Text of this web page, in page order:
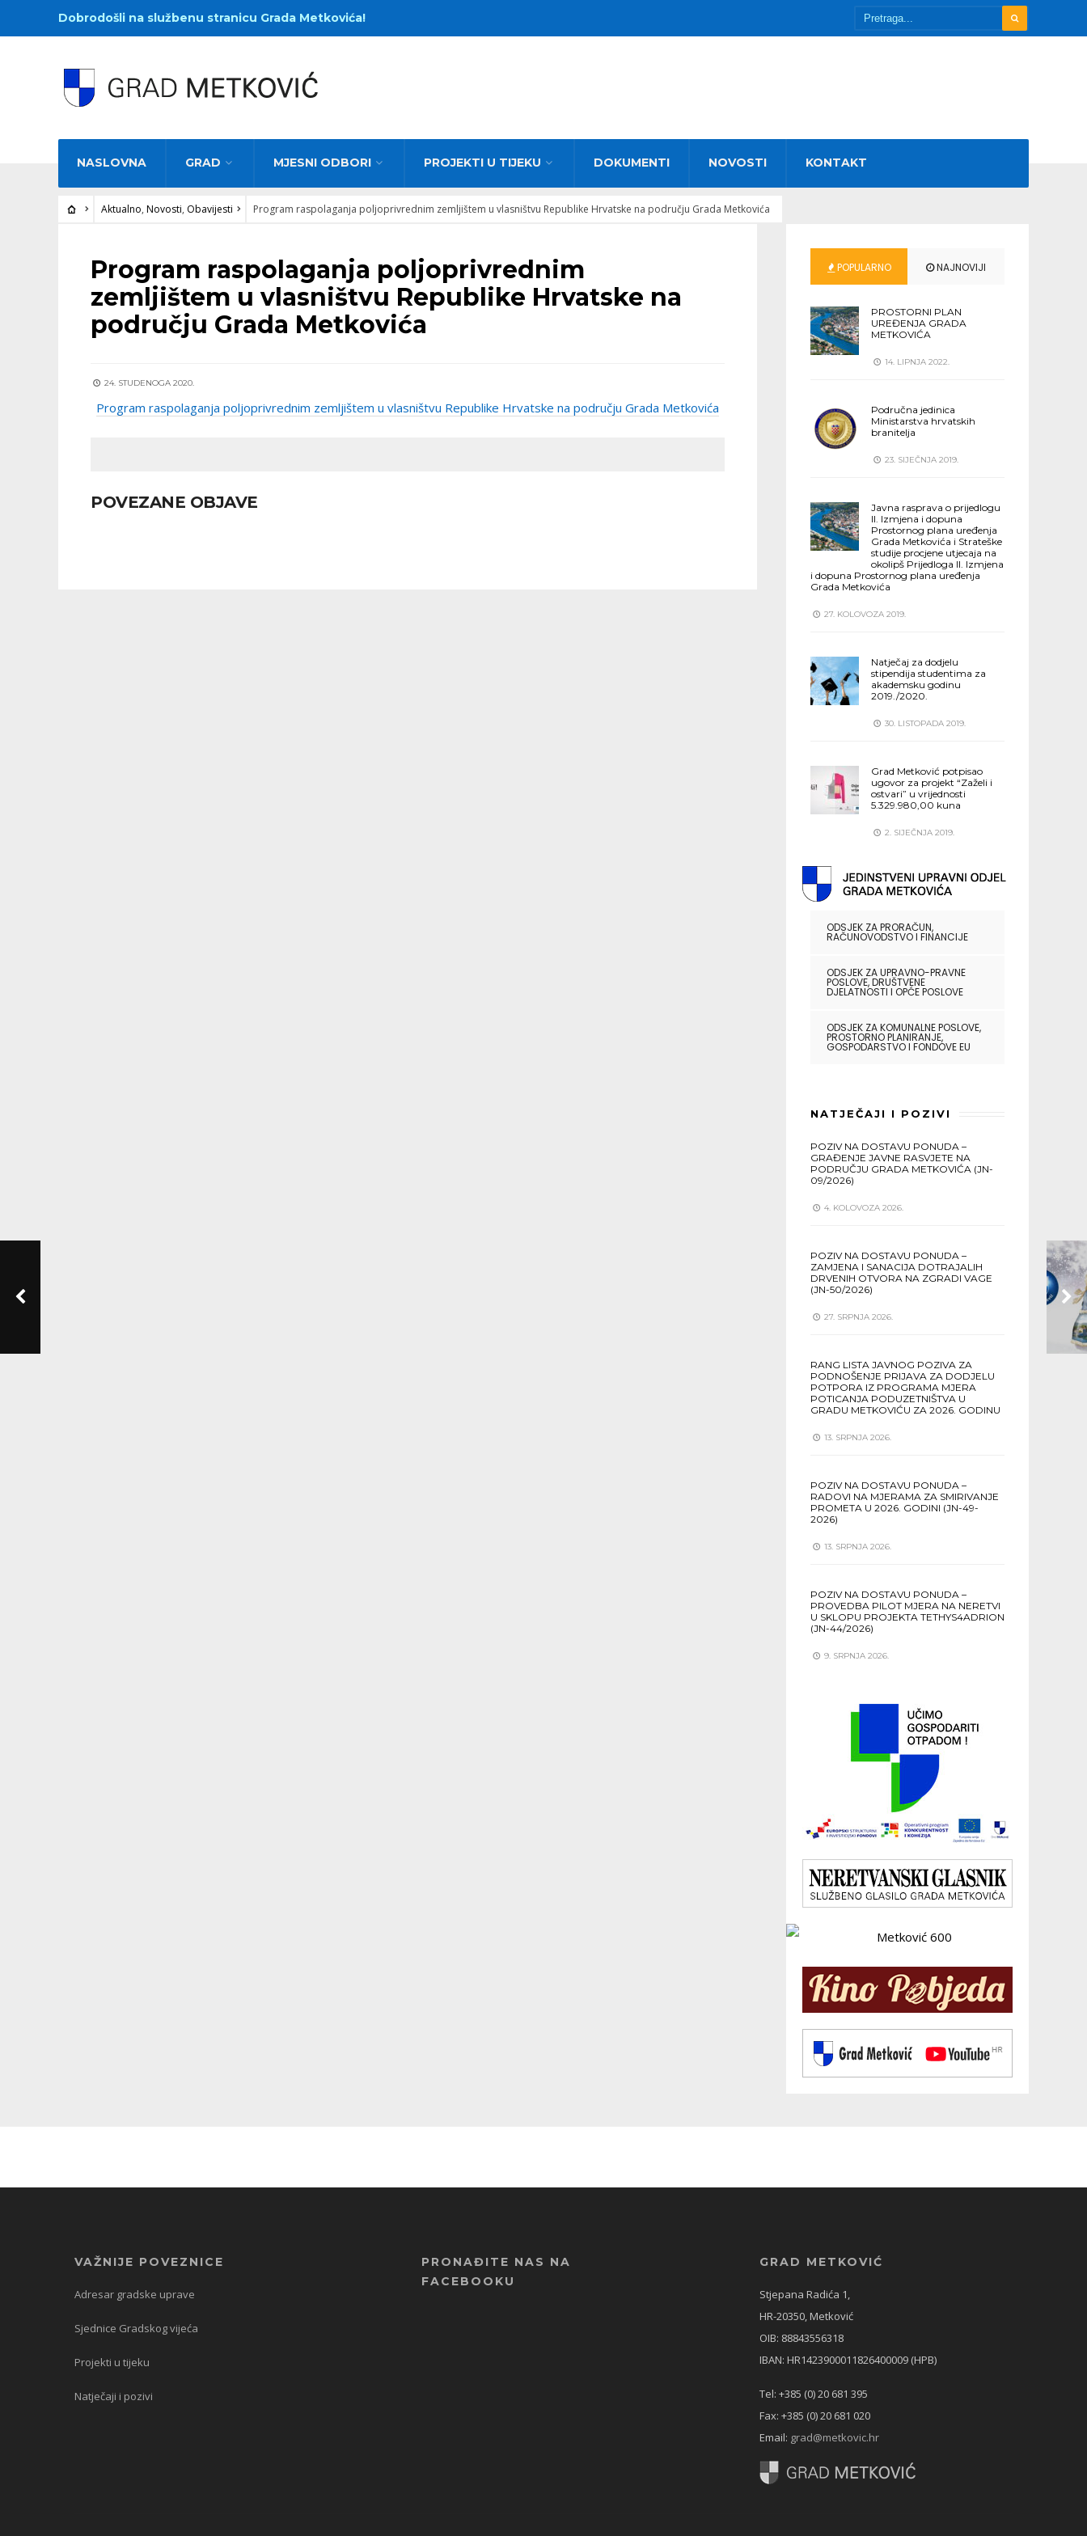
Dobrodošli na službenu stranicu Grada Metkovića!
NASLOVNA GRAD MJESNI ODBORI PROJEKTI U TIJEKU DOKUMENTI NOVOSTI KONTAKT
Aktualno, Novosti, Obavijesti Program raspolaganja poljoprivrednim zemljištem u vlasništvu Republike Hrvatske na području Grada Metkovića
AKTUALNO•NOVOSTI•OBAVIJESTI
Program raspolaganja poljoprivrednim
zemljištem u vlasništvu Republike Hrvatske na
području Grada Metkovića
24. STUDENOGA 2020.
Program raspolaganja poljoprivrednim zemljištem u vlasništvu Republike Hrvatske na području Grada Metkovića
POVEZANE OBJAVE
POPULARNO NAJNOVIJI
PROSTORNI PLAN
UREĐENJA GRADA
METKOVIĆA
14. LIPNJA 2022.
Područna jedinica
Ministarstva hrvatskih
branitelja
23. SIJEČNJA 2019.
Javna rasprava o prijedlogu
II. Izmjena i dopuna
Prostornog plana uređenja
Grada Metkovića i Strateške
studije procjene utjecaja na
okolipš Prijedloga II. Izmjena
i dopuna Prostornog plana uređenja
Grada Metkovića
27. KOLOVOZA 2019.
Natječaj za dodjelu
stipendija studentima za
akademsku godinu
2019./2020.
30. LISTOPADA 2019.
Grad Metković potpisao
ugovor za projekt “Zaželi i
ostvari” u vrijednosti
5.329.980,00 kuna
2. SIJEČNJA 2019.
ODSJEK ZA PRORAČUN,
RAČUNOVODSTVO I FINANCIJE
ODSJEK ZA UPRAVNO-PRAVNE
POSLOVE, DRUŠTVENE
DJELATNOSTI I OPĆE POSLOVE
ODSJEK ZA KOMUNALNE POSLOVE,
PROSTORNO PLANIRANJE,
GOSPODARSTVO I FONDOVE EU
NATJEČAJI I POZIVI
POZIV NA DOSTAVU PONUDA –
GRAĐENJE JAVNE RASVJETE NA
PODRUČJU GRADA METKOVIĆA (JN-
09/2026)
4. KOLOVOZA 2026.
POZIV NA DOSTAVU PONUDA –
ZAMJENA I SANACIJA DOTRAJALIH
DRVENIH OTVORA NA ZGRADI VAGE
(JN-50/2026)
27. SRPNJA 2026.
RANG LISTA JAVNOG POZIVA ZA
PODNOŠENJE PRIJAVA ZA DODJELU
POTPORA IZ PROGRAMA MJERA
POTICANJA PODUZETNIŠTVA U
GRADU METKOVIĆU ZA 2026. GODINU
13. SRPNJA 2026.
POZIV NA DOSTAVU PONUDA –
RADOVI NA MJERAMA ZA SMIRIVANJE
PROMETA U 2026. GODINI (JN-49-
2026)
13. SRPNJA 2026.
POZIV NA DOSTAVU PONUDA –
PROVEDBA PILOT MJERA NA NERETVI
U SKLOPU PROJEKTA TETHYS4ADRION
(JN-44/2026)
9. SRPNJA 2026.
VAŽNIJE POVEZNICE
Adresar gradske uprave
Sjednice Gradskog vijeća
Projekti u tijeku
Natječaji i pozivi
PRONAĐITE NAS NA
FACEBOOKU
GRAD METKOVIĆ
Stjepana Radića 1,
HR-20350, Metković
OIB: 88843556318
IBAN: HR1423900011826400009 (HPB)
Tel: +385 (0) 20 681 395
Fax: +385 (0) 20 681 020
Email: grad@metkovic.hr